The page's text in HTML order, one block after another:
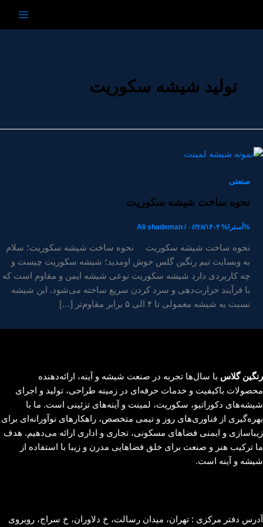
تولید شیشه سکوریت
صنعتی
نحوه ساخت شیشه سکوریت
%آسترا% Ali shademan/ ۰۶/۲۸/۱۴۰۴
نحوه ساخت شیشه سکوریت نحوه ساخت شیشه سکوریت؛ سلام
به وبسایت تیم رنگین گلس خوش اومدید؛ شیشه سکوریت چیست و
چه کاربردی دارد شیشه سکوریت نوعی شیشه ایمن و مقاوم است که
با فرآیند حرارت‌دهی و سرد کردن سریع ساخته می‌شود. این شیشه
نسبت به شیشه معمولی تا ۴ الی ۵ برابر مقاوم‌تر […]
رنگین گلاس با سال‌ها تجربه در صنعت شیشه و آینه، ارائه‌دهنده
محصولات باکیفیت و خدمات حرفه‌ای در زمینه طراحی، تولید و اجرای
شیشه‌های دکوراتیو، سکوریت، لمینت و آینه‌های تزئینی است. ما با
بهره‌گیری از فناوری‌های روز و تیمی متخصص، راهکارهای نوآورانه‌ای برای
زیباسازی و ایمنی فضاهای مسکونی، تجاری و اداری ارائه می‌دهیم. هدف
ما ترکیب هنر و صنعت برای خلق فضاهایی مدرن و زیبا با استفاده از
شیشه و آینه است.
آدرس دفتر مرکزی : تهران، میدان رسالت، خ دلاوران، خ سراج، روبروی